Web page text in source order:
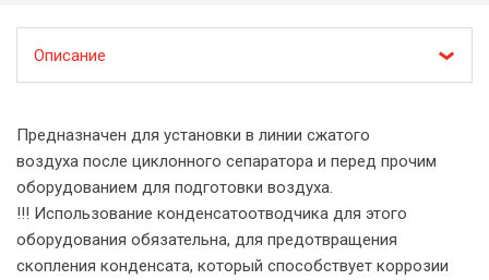
Описание
Предназначен для установки в линии сжатого
воздуха после циклонного сепаратора и перед прочим
оборудованием для подготовки воздуха.
!!! Использование конденсатоотводчика для этого
оборудования обязательна, для предотвращения
скопления конденсата, который способствует коррозии